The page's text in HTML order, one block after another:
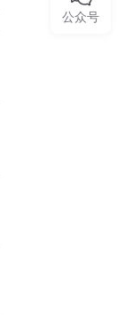
公众号